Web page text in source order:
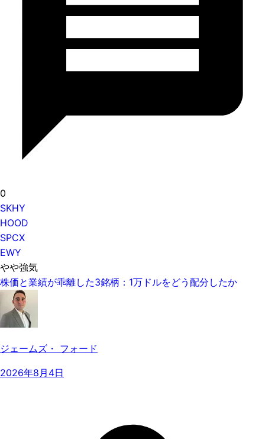
0
SKHY
HOOD
SPCX
EWY
やや強気
株価と業績が乖離した3銘柄：1万ドルをどう配分したか
ジェームズ・ フォード
2026年8月4日